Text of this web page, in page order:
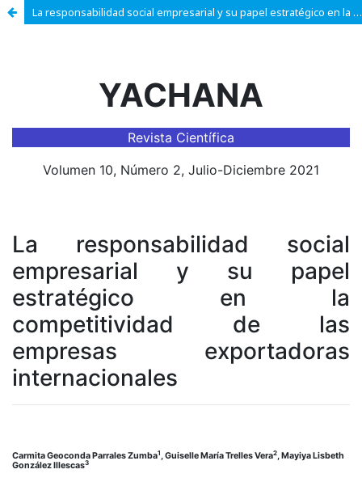
La responsabilidad social empresarial y su papel estratégico en la competitividad de las empresas exportadoras internacionales